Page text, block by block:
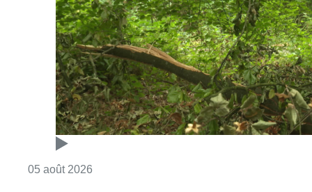
Violente altercation à la station
Bourse: les deux suspects
impliqués restent en détention